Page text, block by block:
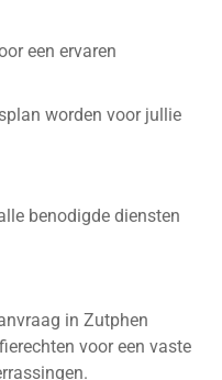
een ervaren
worden voor jullie
benodigde diensten
in Zutphen
voor een vaste